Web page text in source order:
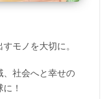
モノを大切に。
、社会へと幸せの
！